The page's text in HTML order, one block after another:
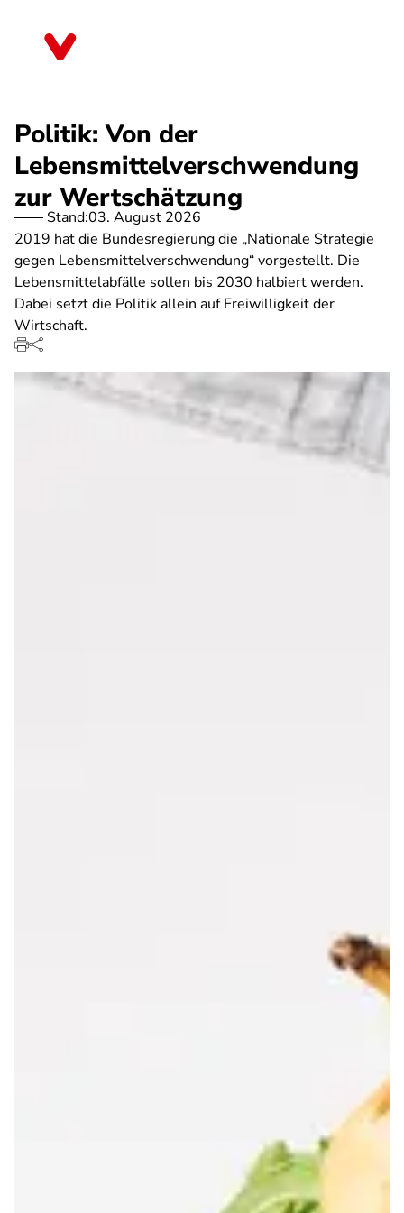
Politik: Von der
Lebensmittelverschwendung
zur Wertschätzung
Stand:03. August 2026
2019 hat die Bundesregierung die „Nationale Strategie
gegen Lebensmittelverschwendung“ vorgestellt. Die
Lebensmittelabfälle sollen bis 2030 halbiert werden.
Dabei setzt die Politik allein auf Freiwilligkeit der
Wirtschaft.